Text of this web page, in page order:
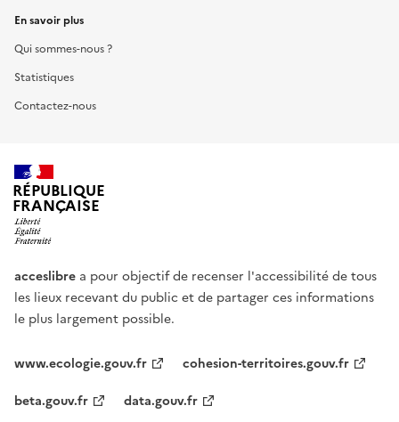
En savoir plus
Qui sommes-nous ?
Statistiques
Contactez-nous
RÉPUBLIQUE
FRANÇAISE
acceslibre a pour objectif de recenser l'accessibilité de tous
les lieux recevant du public et de partager ces informations
le plus largement possible.
www.ecologie.gouv.fr
cohesion-territoires.gouv.fr
beta.gouv.fr
data.gouv.fr